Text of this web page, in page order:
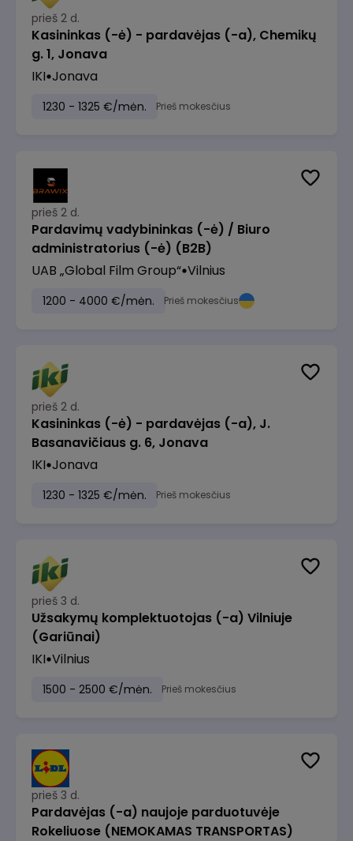
prieš 2 d.
Kasininkas (-ė) - pardavėjas (-a), Chemikų
g. 1, Jonava
IKI Jonava
1230 - 1325 €/mėn. Prieš mokesčius
prieš 2 d.
Pardavimų vadybininkas (-ė) / Biuro
administratorius (-ė) (B2B)
UAB „Global Film Group“ Vilnius
1200 - 4000 €/mėn. Prieš mokesčius
prieš 2 d.
Kasininkas (-ė) - pardavėjas (-a), J.
Basanavičiaus g. 6, Jonava
IKI Jonava
1230 - 1325 €/mėn. Prieš mokesčius
prieš 3 d.
Užsakymų komplektuotojas (-a) Vilniuje
(Gariūnai)
IKI Vilnius
1500 - 2500 €/mėn. Prieš mokesčius
prieš 3 d.
Pardavėjas (-a) naujoje parduotuvėje
Rokeliuose (NEMOKAMAS TRANSPORTAS)